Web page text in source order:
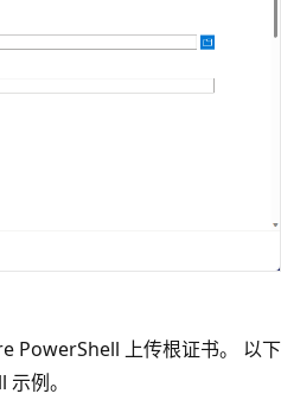
PowerShell 上传根证书。 以下
例。